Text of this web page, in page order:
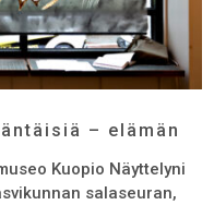
– elämän
Kuopio Näyttelyni
salaseuran,